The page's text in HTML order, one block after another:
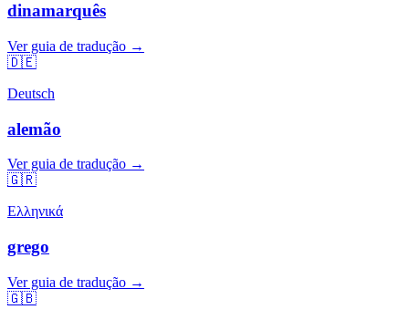
dinamarquês
Ver guia de tradução →
🇩🇪
Deutsch
alemão
Ver guia de tradução →
🇬🇷
Ελληνικά
grego
Ver guia de tradução →
🇬🇧